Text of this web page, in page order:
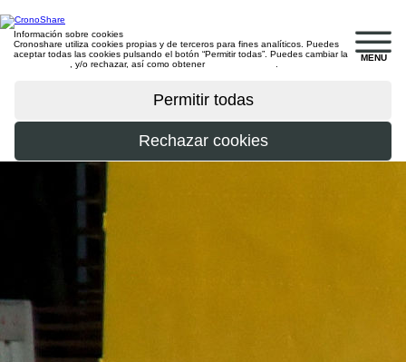
MENU
Información sobre cookies
Cronoshare utiliza cookies propias y de terceros para fines analíticos. Puedes
aceptar todas las cookies pulsando el botón “Permitir todas”. Puedes cambiar la
, y/o rechazar, así como obtener